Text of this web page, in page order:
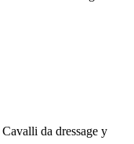
Cavalli da dressage y